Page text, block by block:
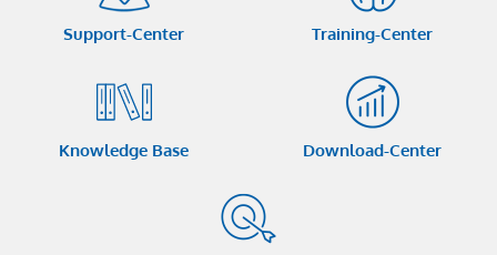
Support-Center Training-Center
Knowledge Base Download-Center